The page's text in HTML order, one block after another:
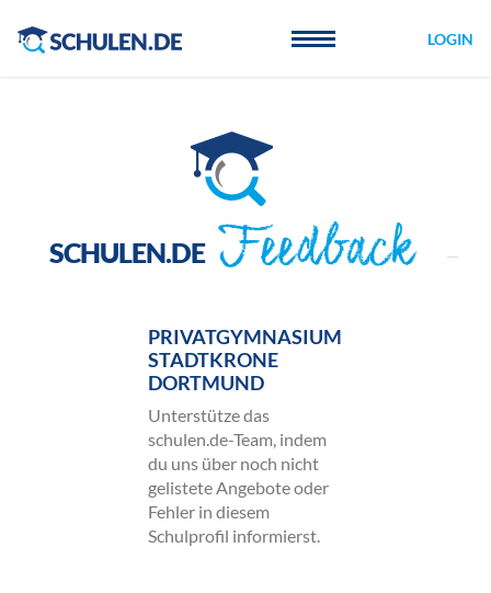
LOGIN
SCHULEN.DE Feedback
PRIVATGYMNASIUM
STADTKRONE
DORTMUND
Unterstütze das
schulen.de-Team, indem
du uns über noch nicht
gelistete Angebote oder
Fehler in diesem
Schulprofil informierst.